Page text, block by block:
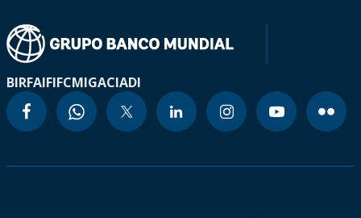
BIRFAIFIFCMIGACIADI